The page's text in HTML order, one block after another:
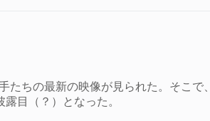
ちの最新の映像が見られた。そこで、
露目（？）となった。